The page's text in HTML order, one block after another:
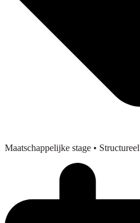
Maatschappelijke stage •